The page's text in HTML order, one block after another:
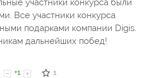
участники конкурса были
Все участники конкурса
подарками компании Digis.
дальнейших побед!
+1 1